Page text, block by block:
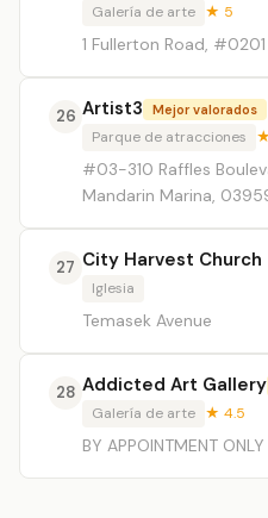
Galería de arte ★ 5
1 Fullerton Road,
26 Artist3 Mejor valorados
Parque de atracciones
#03-310 Raffles
Mandarin Marina,
27 City Harvest Church
Iglesia
Temasek Avenue
28 Addicted Art Gallery
Galería de arte ★ 4.5
BY APPOINTMENT ONLY